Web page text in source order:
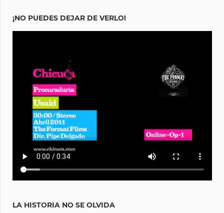
¡NO PUEDES DEJAR DE VERLO!
LA HISTORIA NO SE OLVIDA